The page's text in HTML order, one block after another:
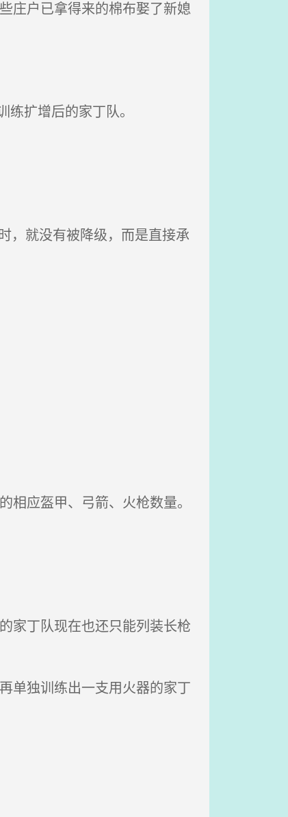
庄户已拿得来的棉布娶了新媳
扩增后的家丁队。
，就没有被降级，而是直接承
应盔甲、弓箭、火枪数量。
家丁队现在也还只能列装长枪
单独训练出一支用火器的家丁